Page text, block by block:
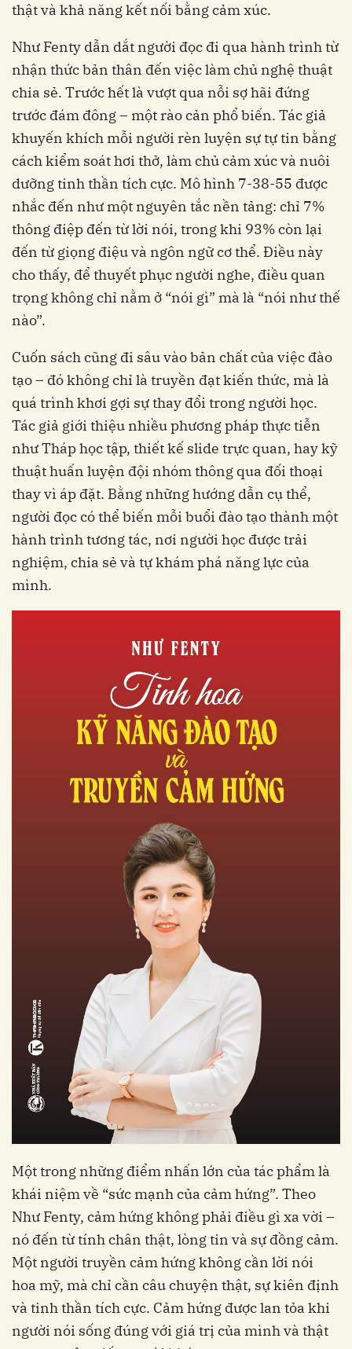
thật và khả năng kết nối bằng cảm xúc.
Như Fenty dẫn dắt người đọc đi qua hành trình từ
nhận thức bản thân đến việc làm chủ nghệ thuật
chia sẻ. Trước hết là vượt qua nỗi sợ hãi đứng
trước đám đông – một rào cản phổ biến. Tác giả
khuyến khích mỗi người rèn luyện sự tự tin bằng
cách kiểm soát hơi thở, làm chủ cảm xúc và nuôi
dưỡng tinh thần tích cực. Mô hình 7-38-55 được
nhắc đến như một nguyên tắc nền tảng: chỉ 7%
thông điệp đến từ lời nói, trong khi 93% còn lại
đến từ giọng điệu và ngôn ngữ cơ thể. Điều này
cho thấy, để thuyết phục người nghe, điều quan
trọng không chỉ nằm ở “nói gì” mà là “nói như thế
nào”.
Cuốn sách cũng đi sâu vào bản chất của việc đào
tạo – đó không chỉ là truyền đạt kiến thức, mà là
quá trình khơi gợi sự thay đổi trong người học.
Tác giả giới thiệu nhiều phương pháp thực tiễn
như Tháp học tập, thiết kế slide trực quan, hay kỹ
thuật huấn luyện đội nhóm thông qua đối thoại
thay vì áp đặt. Bằng những hướng dẫn cụ thể,
người đọc có thể biến mỗi buổi đào tạo thành một
hành trình tương tác, nơi người học được trải
nghiệm, chia sẻ và tự khám phá năng lực của
mình.
Một trong những điểm nhấn lớn của tác phẩm là
khái niệm về “sức mạnh của cảm hứng”. Theo
Như Fenty, cảm hứng không phải điều gì xa vời –
nó đến từ tính chân thật, lòng tin và sự đồng cảm.
Một người truyền cảm hứng không cần lời nói
hoa mỹ, mà chỉ cần câu chuyện thật, sự kiên định
và tinh thần tích cực. Cảm hứng được lan tỏa khi
người nói sống đúng với giá trị của mình và thật